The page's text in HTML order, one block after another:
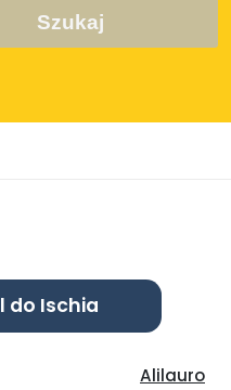
Szukaj
do Ischia
Alilauro